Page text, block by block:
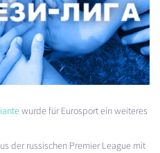
wurde für Eurosport ein weiteres
der russischen Premier League mit